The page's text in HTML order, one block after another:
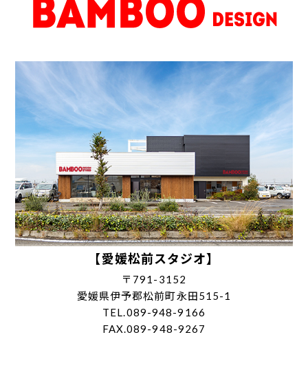
【愛媛松前スタジオ】
〒791-3152
愛媛県伊予郡松前町永田515-1
TEL.089-948-9166
FAX.089-948-9267